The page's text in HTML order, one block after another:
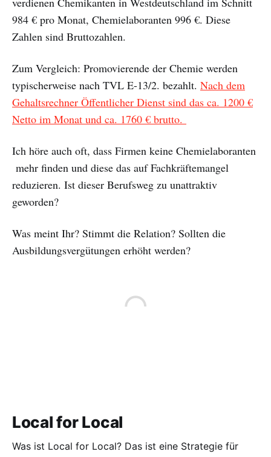
984 € pro Monat, Chemielaboranten 996 €. Diese
Zahlen sind Bruttozahlen.
Zum Vergleich: Promovierende der Chemie werden
typischerweise nach TVL E-13/2. bezahlt. Nach dem
Gehaltsrechner Öffentlicher Dienst sind das ca. 1200 €
Netto im Monat und ca. 1760 € brutto.
Ich höre auch oft, dass Firmen keine Chemielaboranten
mehr finden und diese das auf Fachkräftemangel
reduzieren. Ist dieser Berufsweg zu unattraktiv
geworden?
Was meint Ihr? Stimmt die Relation? Sollten die
Ausbildungsvergütungen erhöht werden?
Local for Local
Was ist Local for Local? Das ist eine Strategie für